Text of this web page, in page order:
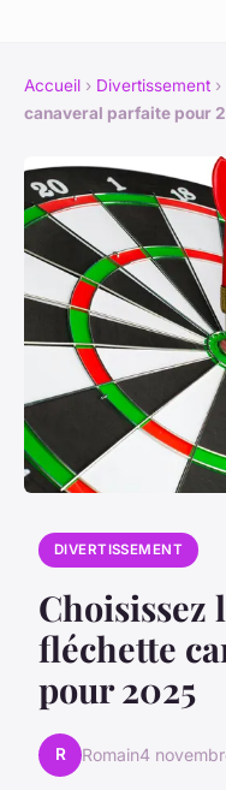
Accueil › Divertissement ›
canaveral parfaite pour
DIVERTISSEMENT
Choisissez
fléchette
pour 2025
R Romain4